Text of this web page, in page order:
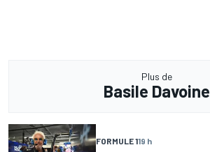
Plus de
Basile Davoine
FORMULE 119 h